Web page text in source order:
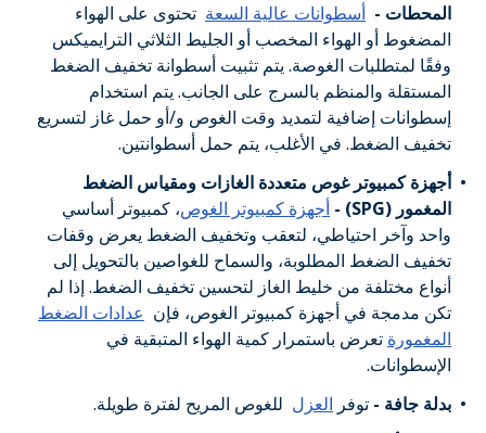
المحطات - أسطوانات عالية السعة تحتوى على الهواء
المضغوط أو الهواء المخصب أو الجليط الثلاثي الترايميكس
وفقًا لمتطلبات الغوصة. يتم تثبيت أسطوانة تخفيف الضغط
المستقلة والمنظم بالسرج على الجانب. يتم استخدام
إسطوانات إضافية لتمديد وقت الغوص و/أو حمل غاز لتسريع
تخفيف الضغط. في الأغلب، يتم حمل أسطوانتين.
أجهزة كمبيوتر غوص متعددة الغازات ومقياس الضغط
المغمور (SPG) -
أجهزة كمبيوتر الغوص، كمبيوتر أساسي
واحد وآخر احتياطي، لتعقب وتخفيف الضغط يعرض وقفات
تخفيف الضغط المطلوبة، والسماح للغواصين بالتحويل إلى
أنواع مختلفة من خليط الغاز لتحسين تخفيف الضغط. إذا لم
تكن مدمجة في أجهزة كمبيوتر الغوص، فإن عدادات الضغط
المغمورة تعرض باستمرار كمية الهواء المتبقية في
الإسطوانات.
بدلة جافة - توفر العزل للغوص المريح لفترة طويلة.